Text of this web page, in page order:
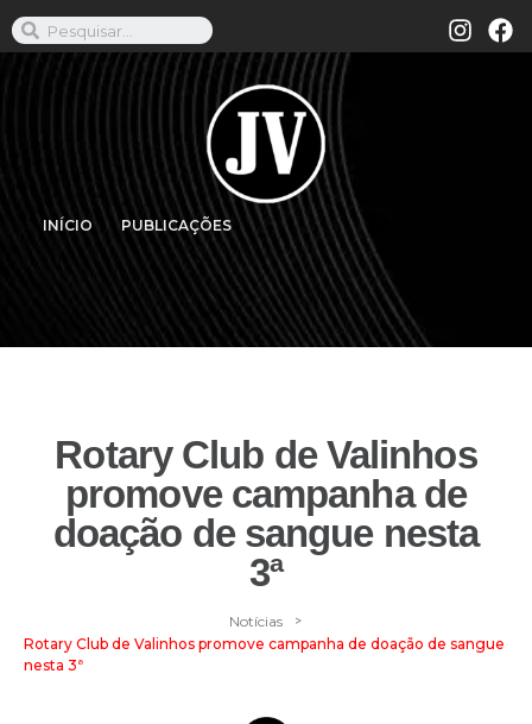
INÍCIO PUBLICAÇÕES
Rotary Club de Valinhos
promove campanha de
doação de sangue nesta
3ª
Notícias >
Rotary Club de Valinhos promove campanha de doação de sangue
nesta 3ª